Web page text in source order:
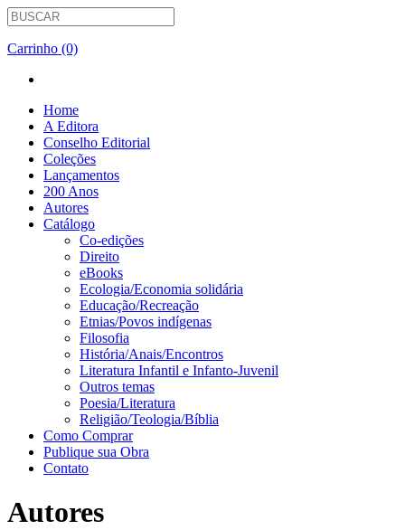
Carrinho (0)
Home
A Editora
Conselho Editorial
Coleções
Lançamentos
200 Anos
Autores
Catálogo
Co-edições
Direito
eBooks
Ecologia/Economia solidária
Educação/Recreação
Etnias/Povos indígenas
Filosofia
História/Anais/Encontros
Literatura Infantil e Infanto-Juvenil
Outros temas
Poesia/Literatura
Religião/Teologia/Bíblia
Como Comprar
Publique sua Obra
Contato
Autores